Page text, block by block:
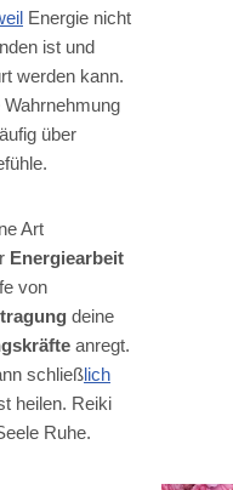
Energie nicht
ist und
werden kann.
über
Art
Energiearbeit
von
deine
anregt.
schließlich
heilen. Reiki
Ruhe.